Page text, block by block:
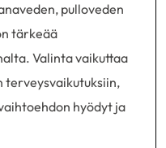
pulloveden
tärkeää
Valinta vaikuttaa
terveysvaikutuksiin,
hyödyt ja